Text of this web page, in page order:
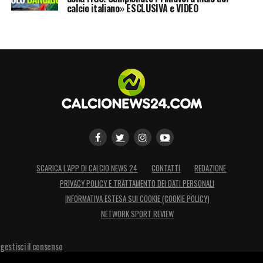
calcio italiano» ESCLUSIVA e VIDEO
SCARICA L’APP DI CALCIO NEWS 24 CONTATTI
REDAZIONE
PRIVACY POLICY E TRATTAMENTO DEI DATI PERSONALI
INFORMATIVA ESTESA SUI COOKIE (COOKIE POLICY)
NETWORK SPORT REVIEW
gestisci il consenso